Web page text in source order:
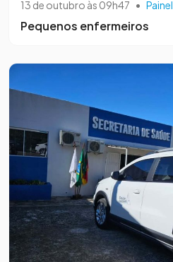
13 de outubro às 09h47 • Painel
Pequenos enfermeiros